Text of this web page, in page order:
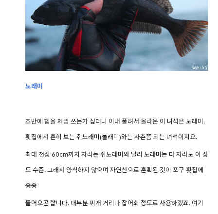
노래미
초반에 힘을 제법 쓰는가 싶더니 이내 풀려서 올라온 이 녀석은 노래미.
횟집에서 흔히 보는 쥐노래미(놀래미)와는 사촌쯤 되는 녀석이지요.
최대 전장 60cm까지 자라는 쥐노래미와 달리 노래미는 다 자라도 이 정
도 수준. 그래서 양식하지 않으며 자연산으로 혼획된 것이 포구 횟집에
종종
들어오곤 합니다. 대부분 찌개 거리나 잡어회 정도로 사용하겠죠. 여기